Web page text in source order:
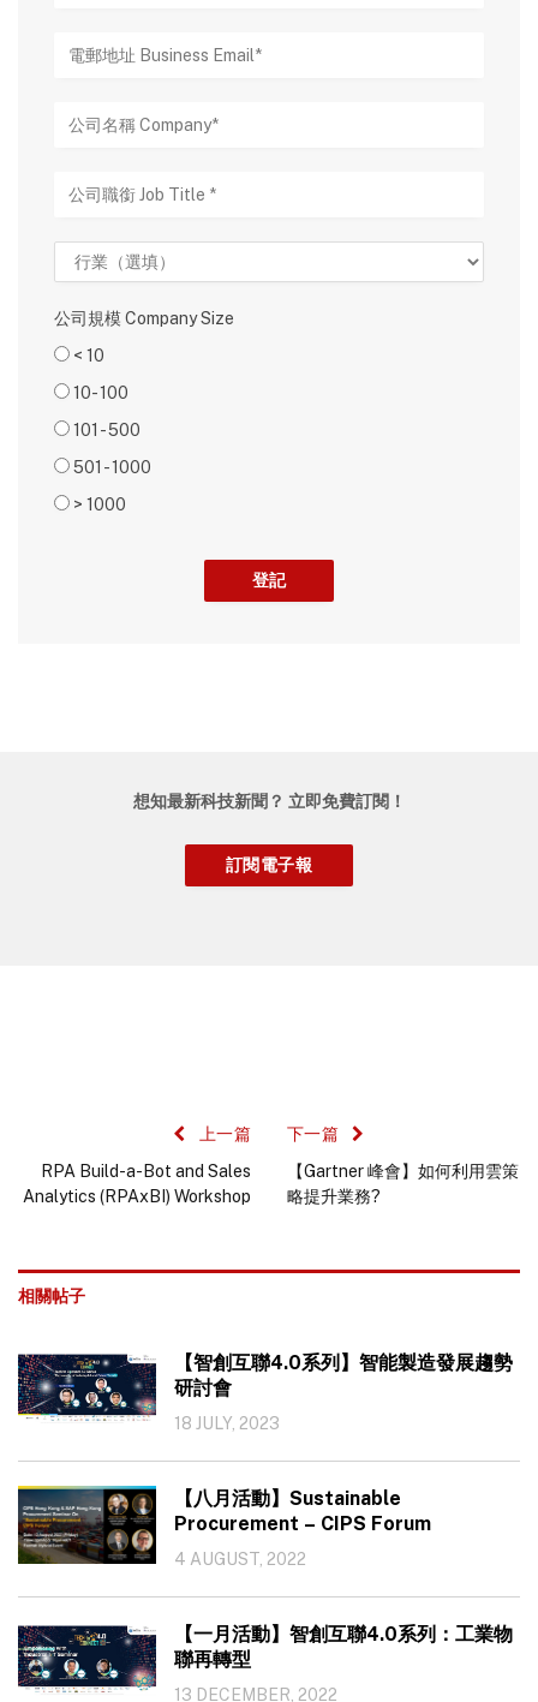
公司規模 Company Size
< 10
10- 100
101 - 500
501 - 1000
> 1000
想知最新科技新聞？ 立即免費訂閱！
上一篇
RPA Build-a-Bot and Sales
Analytics (RPAxBI) Workshop
下一篇
【Gartner 峰會】如何利用雲策
略提升業務?
相關帖子
【智創互聯4.0系列】智能製造發展趨勢
研討會
18 JULY, 2023
【八月活動】Sustainable
Procurement – CIPS Forum
4 AUGUST, 2022
【一月活動】智創互聯4.0系列：工業物
聯再轉型
13 DECEMBER, 2022